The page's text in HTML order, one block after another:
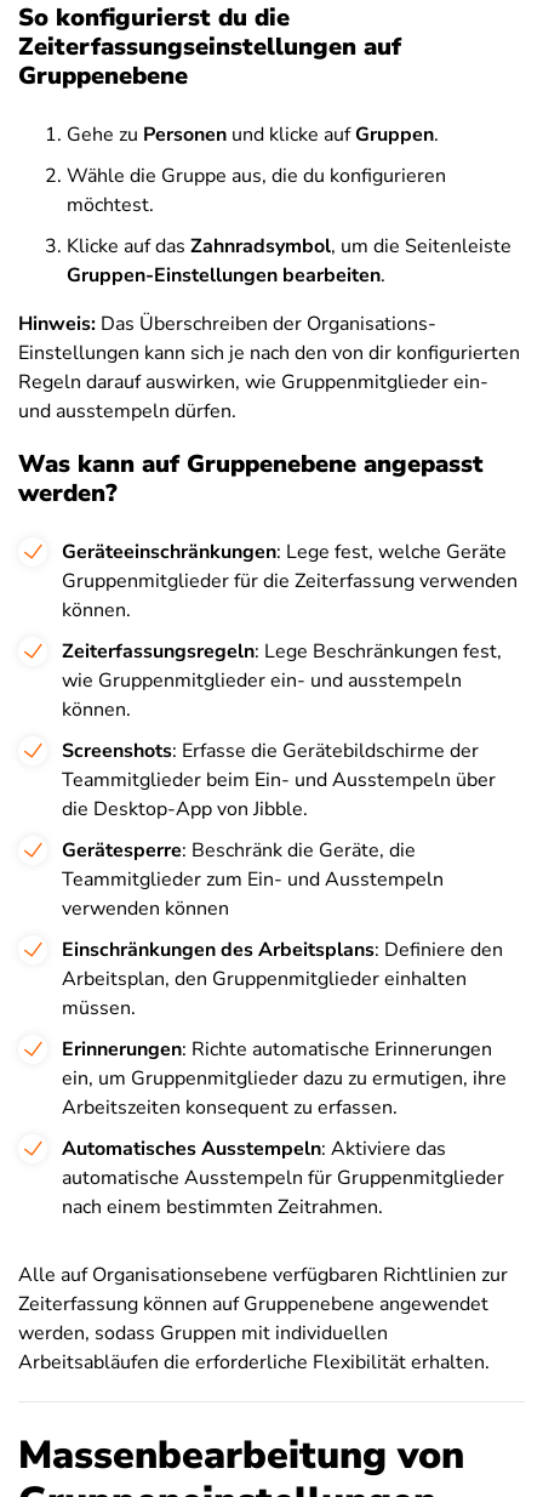
So konfigurierst du die
Zeiterfassungseinstellungen auf
Gruppenebene
Gehe zu Personen und klicke aufGruppen.
Wähle die Gruppe aus, die du konfigurieren
möchtest.
Klicke auf das Zahnradsymbol, um die Seitenleiste
Gruppen-Einstellungen bearbeiten.
Hinweis: Das Überschreiben der Organisations-
Einstellungen kann sich je nach den von dir konfigurierten
Regeln darauf auswirken, wie Gruppenmitglieder ein-
und ausstempeln dürfen.
Was kann auf Gruppenebene angepasst
werden?
Geräteeinschränkungen: Lege fest, welche Geräte
Gruppenmitglieder für die Zeiterfassung verwenden
können.
Zeiterfassungsregeln: Lege Beschränkungen fest,
wie Gruppenmitglieder ein- und ausstempeln
können.
Screenshots: Erfasse die Gerätebildschirme der
Teammitglieder beim Ein- und Ausstempeln über
die Desktop-App von Jibble.
Gerätesperre: Beschränk die Geräte, die
Teammitglieder zum Ein- und Ausstempeln
verwenden können
Einschränkungen des Arbeitsplans: Definiere den
Arbeitsplan, den Gruppenmitglieder einhalten
müssen.
Erinnerungen: Richte automatische Erinnerungen
ein, um Gruppenmitglieder dazu zu ermutigen, ihre
Arbeitszeiten konsequent zu erfassen.
Automatisches Ausstempeln: Aktiviere das
automatische Ausstempeln für Gruppenmitglieder
nach einem bestimmten Zeitrahmen.
Alle auf Organisationsebene verfügbaren Richtlinien zur
Zeiterfassung können auf Gruppenebene angewendet
werden, sodass Gruppen mit individuellen
Arbeitsabläufen die erforderliche Flexibilität erhalten.
Massenbearbeitung von